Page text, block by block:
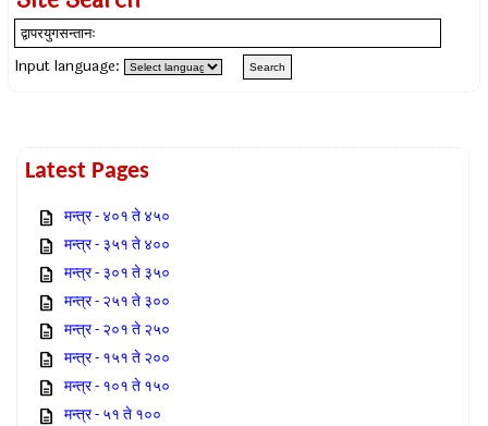
Input language:
Latest Pages
मन्त्र - ४०१ ते ४५०
मन्त्र - ३५१ ते ४००
मन्त्र - ३०१ ते ३५०
मन्त्र - २५१ ते ३००
मन्त्र - २०१ ते २५०
मन्त्र - १५१ ते २००
मन्त्र - १०१ ते १५०
मन्त्र - ५१ ते १००